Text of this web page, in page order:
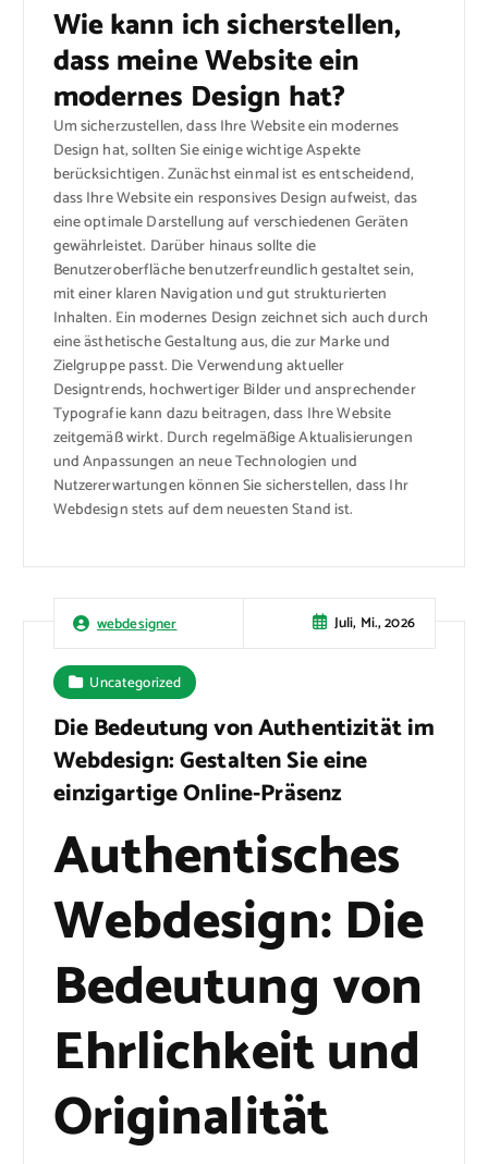
Wie kann ich sicherstellen,
dass meine Website ein
modernes Design hat?
Um sicherzustellen, dass Ihre Website ein modernes
Design hat, sollten Sie einige wichtige Aspekte
berücksichtigen. Zunächst einmal ist es entscheidend,
dass Ihre Website ein responsives Design aufweist, das
eine optimale Darstellung auf verschiedenen Geräten
gewährleistet. Darüber hinaus sollte die
Benutzeroberfläche benutzerfreundlich gestaltet sein,
mit einer klaren Navigation und gut strukturierten
Inhalten. Ein modernes Design zeichnet sich auch durch
eine ästhetische Gestaltung aus, die zur Marke und
Zielgruppe passt. Die Verwendung aktueller
Designtrends, hochwertiger Bilder und ansprechender
Typografie kann dazu beitragen, dass Ihre Website
zeitgemäß wirkt. Durch regelmäßige Aktualisierungen
und Anpassungen an neue Technologien und
Nutzererwartungen können Sie sicherstellen, dass Ihr
Webdesign stets auf dem neuesten Stand ist.
webdesigner Juli, Mi., 2026
Uncategorized
Die Bedeutung von Authentizität im
Webdesign: Gestalten Sie eine
einzigartige Online-Präsenz
Authentisches
Webdesign: Die
Bedeutung von
Ehrlichkeit und
Originalität